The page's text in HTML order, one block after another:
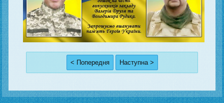
< Попередня Наступна >